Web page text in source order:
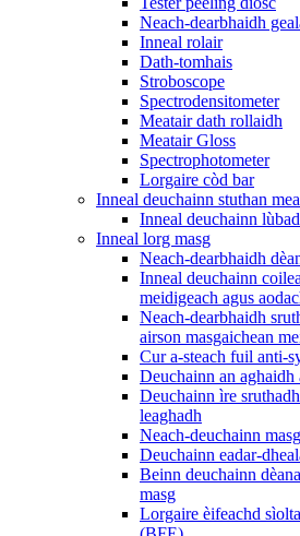
Neach-dearbhaidh
Inneal rolair
Dath-tomhais
Stroboscope
Spectrodensitometer
Meatair dath rollaidh
Meatair Gloss
Spectrophotometer
Lorgaire còd bar
Inneal deuchainn stuthan
Inneal deuchainn
Inneal lorg masg
Neach-dearbhaidh
Inneal deuchainn
meidigeach agus
Neach-dearbhaidh
airson masgaichean
Cur a-steach fuil anti-
Deuchainn an aghaidh
Deuchainn ìre
leaghadh
Neach-deuchainn
Deuchainn eadar-
Beinn deuchainn
masg
Lorgaire èifeachd